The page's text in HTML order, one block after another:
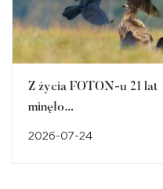
Z życia FOTON-u 21 lat
minęło…
2026-07-24